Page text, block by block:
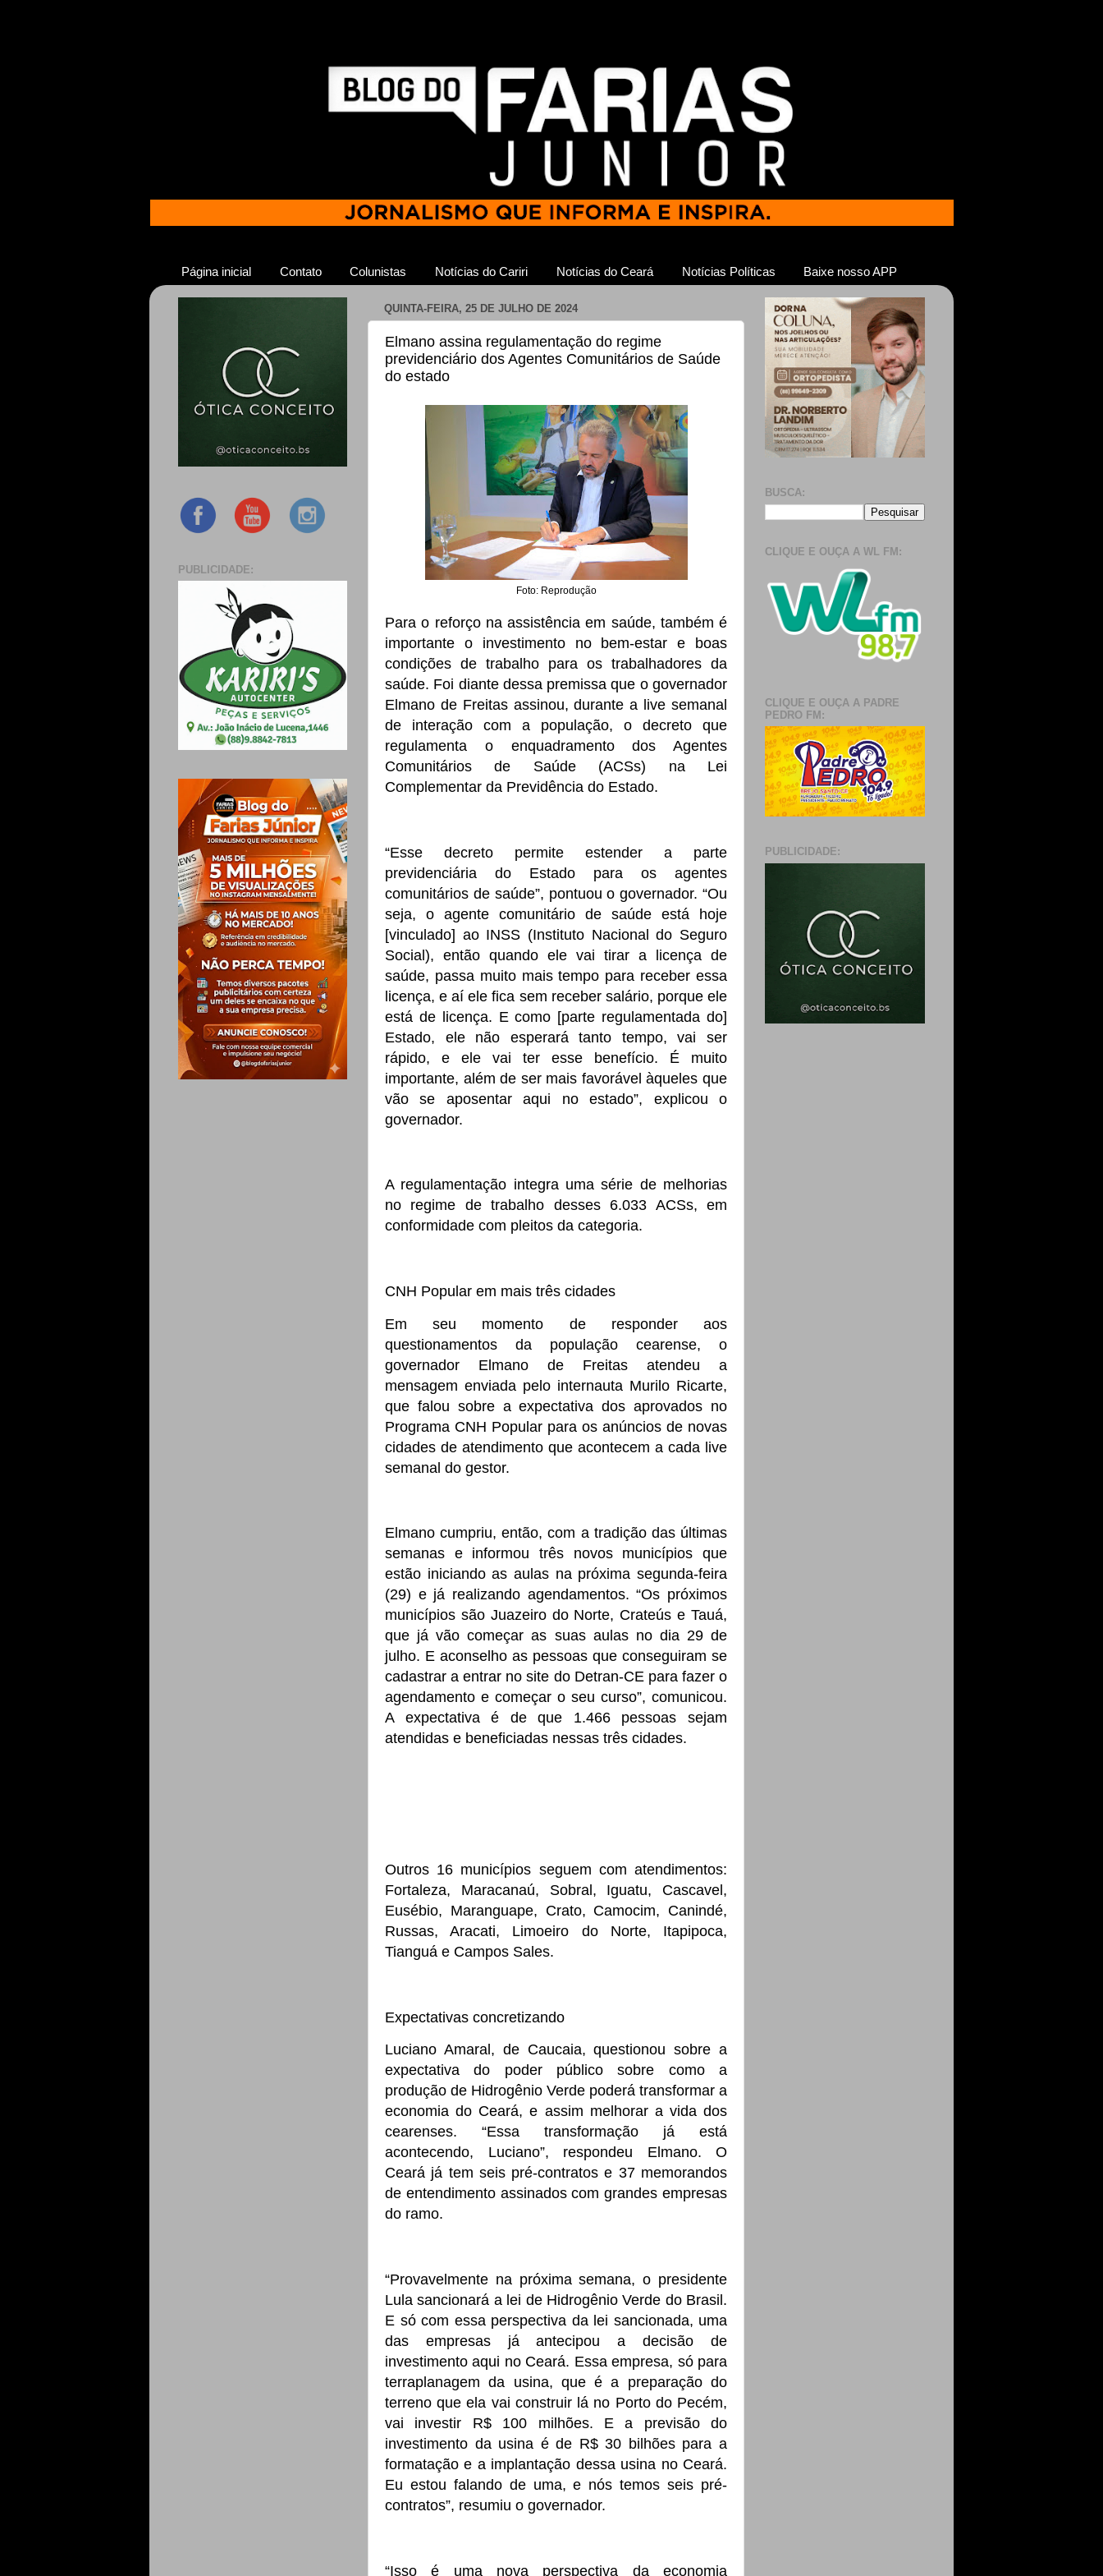
Página inicial Contato Colunistas Notícias do Cariri Notícias do Ceará Notícias Políticas Baixe nosso APP
QUINTA-FEIRA, 25 DE JULHO DE 2024
Elmano assina regulamentação do regime
previdenciário dos Agentes Comunitários de Saúde
do estado
Foto: Reprodução
Para o reforço na assistência em saúde, também é
importante o investimento no bem-estar e boas
condições de trabalho para os trabalhadores da
saúde. Foi diante dessa premissa que o governador
Elmano de Freitas assinou, durante a live semanal
de interação com a população, o decreto que
regulamenta o enquadramento dos Agentes
Comunitários de Saúde (ACSs) na Lei
Complementar da Previdência do Estado.
“Esse decreto permite estender a parte
previdenciária do Estado para os agentes
comunitários de saúde”, pontuou o governador. “Ou
seja, o agente comunitário de saúde está hoje
[vinculado] ao INSS (Instituto Nacional do Seguro
Social), então quando ele vai tirar a licença de
saúde, passa muito mais tempo para receber essa
licença, e aí ele fica sem receber salário, porque ele
está de licença. E como [parte regulamentada do]
Estado, ele não esperará tanto tempo, vai ser
rápido, e ele vai ter esse benefício. É muito
importante, além de ser mais favorável àqueles que
vão se aposentar aqui no estado”, explicou o
governador.
A regulamentação integra uma série de melhorias
no regime de trabalho desses 6.033 ACSs, em
conformidade com pleitos da categoria.
CNH Popular em mais três cidades
Em seu momento de responder aos
questionamentos da população cearense, o
governador Elmano de Freitas atendeu a
mensagem enviada pelo internauta Murilo Ricarte,
que falou sobre a expectativa dos aprovados no
Programa CNH Popular para os anúncios de novas
cidades de atendimento que acontecem a cada live
semanal do gestor.
Elmano cumpriu, então, com a tradição das últimas
semanas e informou três novos municípios que
estão iniciando as aulas na próxima segunda-feira
(29) e já realizando agendamentos. “Os próximos
municípios são Juazeiro do Norte, Crateús e Tauá,
que já vão começar as suas aulas no dia 29 de
julho. E aconselho as pessoas que conseguiram se
cadastrar a entrar no site do Detran-CE para fazer o
agendamento e começar o seu curso”, comunicou.
A expectativa é de que 1.466 pessoas sejam
atendidas e beneficiadas nessas três cidades.
Outros 16 municípios seguem com atendimentos:
Fortaleza, Maracanaú, Sobral, Iguatu, Cascavel,
Eusébio, Maranguape, Crato, Camocim, Canindé,
Russas, Aracati, Limoeiro do Norte, Itapipoca,
Tianguá e Campos Sales.
Expectativas concretizando
Luciano Amaral, de Caucaia, questionou sobre a
expectativa do poder público sobre como a
produção de Hidrogênio Verde poderá transformar a
economia do Ceará, e assim melhorar a vida dos
cearenses. “Essa transformação já está
acontecendo, Luciano”, respondeu Elmano. O
Ceará já tem seis pré-contratos e 37 memorandos
de entendimento assinados com grandes empresas
do ramo.
“Provavelmente na próxima semana, o presidente
Lula sancionará a lei de Hidrogênio Verde do Brasil.
E só com essa perspectiva da lei sancionada, uma
das empresas já antecipou a decisão de
investimento aqui no Ceará. Essa empresa, só para
terraplanagem da usina, que é a preparação do
terreno que ela vai construir lá no Porto do Pecém,
vai investir R$ 100 milhões. E a previsão do
investimento da usina é de R$ 30 bilhões para a
formatação e a implantação dessa usina no Ceará.
Eu estou falando de uma, e nós temos seis pré-
contratos”, resumiu o governador.
“Isso é uma nova perspectiva da economia
PUBLICIDADE:
BUSCA:
CLIQUE E OUÇA A WL FM:
CLIQUE E OUÇA A PADRE
PEDRO FM:
PUBLICIDADE: